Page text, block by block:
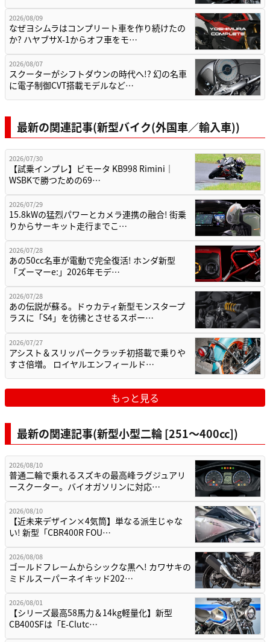
2026/08/09
なぜヨシムラはコンプリート車を作り続けたの
か? ハヤブサX-1からオフ車をモ…
2026/08/07
スクーターがシフトダウンの時代へ!? 幻の名車
に電子制御CVT搭載モデルなど…
最新の関連記事(新型バイク(外国車／輸入車))
2026/07/30
【試乗インプレ】ビモータ KB998 Rimini｜
WSBKで勝つための69…
2026/07/29
15.8kWの猛烈パワーとカメラ連携の融合! 街乗
りからサーキット走行までこ…
2026/07/28
あの50cc名車が電動で完全復活! ホンダ新型
「ズーマーe:」2026年モデ…
2026/07/28
あの伝説が蘇る。ドゥカティ新型モンスタープ
ラスに「S4」を彷彿とさせるスポー…
2026/07/27
アシスト＆スリッパークラッチ初搭載で乗りや
すさ倍増。 ロイヤルエンフィールド…
もっと見る
最新の関連記事(新型小型二輪 [251〜400cc])
2026/08/10
普通二輪で乗れるスズキの最高峰ラグジュアリ
ースクーター。バイオガソリンに対応…
2026/08/10
【近未来デザイン×4気筒】単なる派生じゃな
い! 新型「CBR400R FOU…
2026/08/08
ゴールドフレームからシックな黒へ! カワサキの
ミドルスーパーネイキッド202…
2026/08/01
【シリーズ最高58馬力＆14kg軽量化】新型
CB400SFは「E-Clutc…